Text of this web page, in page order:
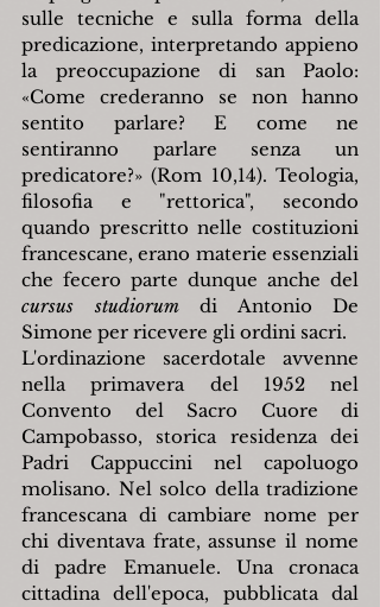
sulle tecniche e sulla forma della
predicazione, interpretando appieno
la preoccupazione di san Paolo:
«Come crederanno se non hanno
sentito parlare? E come ne
sentiranno parlare senza un
predicatore?» (Rom 10,14). Teologia,
filosofia e "rettorica", secondo
quando prescritto nelle costituzioni
francescane, erano materie essenziali
cursus studiorum di Antonio De
Simone per ricevere gli ordini sacri.
L'ordinazione sacerdotale avvenne
nella primavera del 1952 nel
Convento del Sacro Cuore di
Campobasso, storica residenza dei
Padri Cappuccini nel capoluogo
molisano. Nel solco della tradizione
francescana di cambiare nome per
chi diventava frate, assunse il nome
di padre Emanuele. Una cronaca
cittadina dell'epoca, pubblicata dal